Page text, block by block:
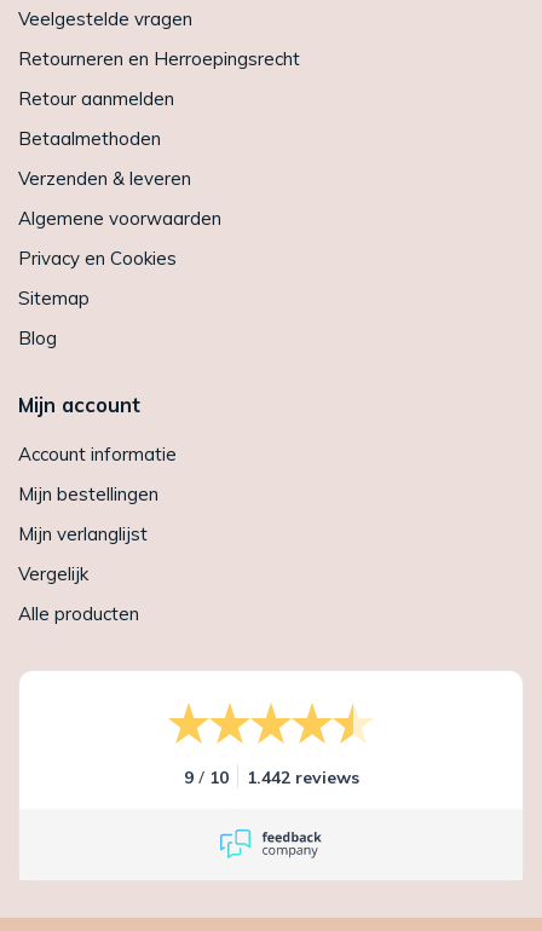
Veelgestelde vragen
Retourneren en Herroepingsrecht
Retour aanmelden
Betaalmethoden
Verzenden & leveren
Algemene voorwaarden
Privacy en Cookies
Sitemap
Blog
Mijn account
Account informatie
Mijn bestellingen
Mijn verlanglijst
Vergelijk
Alle producten
9 / 10 1.442 reviews